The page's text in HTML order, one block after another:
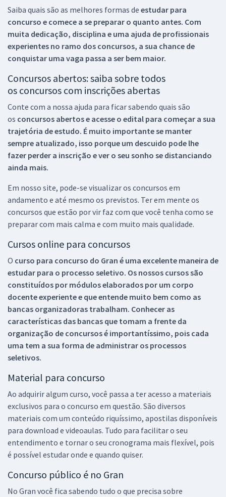
Saiba quais são as melhores formas de estudar para
concurso e comece a se preparar o quanto antes. Com
muita dedicação, disciplina e uma ajuda de profissionais
experientes no ramo dos concursos, a sua chance de
conquistar uma vaga passa a ser bem maior.
Concursos abertos: saiba sobre todos
os concursos com inscrições abertas
Conte com a nossa ajuda para ficar sabendo quais são
os concursos abertos e acesse o edital para começar a sua
trajetória de estudo. É muito importante se manter
sempre atualizado, isso porque um descuido pode lhe
fazer perder a inscrição e ver o seu sonho se distanciando
ainda mais.
Em nosso site, pode-se visualizar os concursos em
andamento e até mesmo os previstos. Ter em mente os
concursos que estão por vir faz com que você tenha como se
preparar com mais calma e com muito mais qualidade.
Cursos online para concursos
O curso para concurso do Gran é uma excelente maneira de
estudar para o processo seletivo. Os nossos cursos são
constituídos por módulos elaborados por um corpo
docente experiente e que entende muito bem como as
bancas organizadoras trabalham. Conhecer as
características das bancas que tomam a frente da
organização de concursos é importantíssimo, pois cada
uma tem a sua forma de administrar os processos
seletivos.
Material para concurso
Ao adquirir algum curso, você passa a ter acesso a materiais
exclusivos para o concurso em questão. São diversos
materiais com um conteúdo riquíssimo, apostilas disponíveis
para download e videoaulas. Tudo para facilitar o seu
entendimento e tornar o seu cronograma mais flexível, pois
é possível estudar onde e quando quiser.
Concurso público é no Gran
No Gran você fica sabendo tudo o que precisa sobre